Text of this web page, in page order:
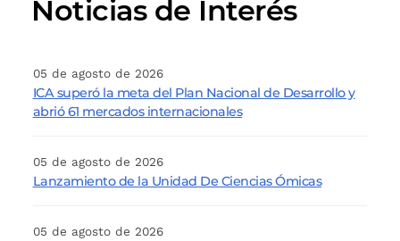
Noticias de Interés
05 de agosto de 2026
ICA superó la meta del Plan Nacional de Desarrollo y
abrió 61 mercados internacionales
05 de agosto de 2026
Lanzamiento de la Unidad De Ciencias Ómicas
05 de agosto de 2026